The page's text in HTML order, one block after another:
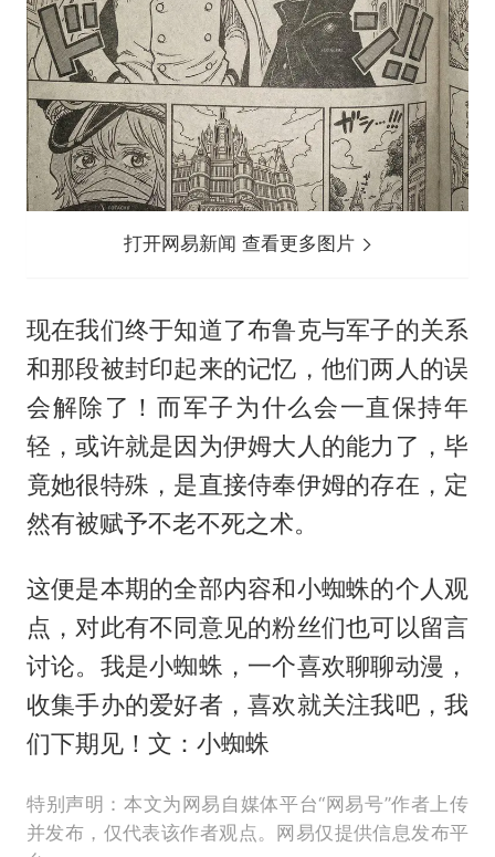
打开网易新闻 查看更多图片
现在我们终于知道了布鲁克与军子的关系
和那段被封印起来的记忆，他们两人的误
会解除了！而军子为什么会一直保持年
轻，或许就是因为伊姆大人的能力了，毕
竟她很特殊，是直接侍奉伊姆的存在，定
然有被赋予不老不死之术。
这便是本期的全部内容和小蜘蛛的个人观
点，对此有不同意见的粉丝们也可以留言
讨论。我是小蜘蛛，一个喜欢聊聊动漫，
收集手办的爱好者，喜欢就关注我吧，我
们下期见！文：小蜘蛛
特别声明：本文为网易自媒体平台“网易号”作者上传
并发布，仅代表该作者观点。网易仅提供信息发布平